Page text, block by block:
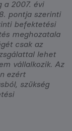
a 2007. évi
pontja szerinti
befektetési
meghozatala
csak az
lehet
vállalkozik. Az
ezért
szükség